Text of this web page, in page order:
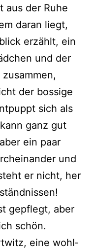
aus der Ruhe
dar­an liegt,
erzählt, ein
und der
der bos­si­ge
sich als
ganz gut
ein paar
und
er nicht, her
gepflegt, aber
schön.
eine wohl­